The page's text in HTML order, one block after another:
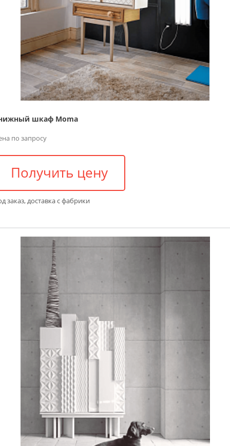
шкаф Moma
по запросу
Получить цену
заказ, доставка с фабрики